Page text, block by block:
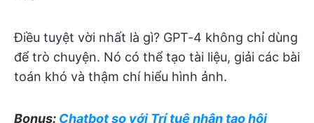
Điều tuyệt vời nhất là gì? GPT-4 không chỉ dùng
để trò chuyện. Nó có thể tạo tài liệu, giải các bài
toán khó và thậm chí hiểu hình ảnh.
Bonus: Chatbot so với Trí tuệ nhân tạo hội